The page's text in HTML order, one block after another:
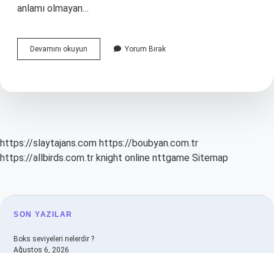
anlamı olmayan…
Devamını okuyun Bağımsız
Biçimbirimler
Yorum Bırak
https://slaytajans.com https://boubyan.com.tr
https://allbirds.com.tr knight online nttgame Sitemap
SIDEBAR
SON YAZILAR
Boks seviyeleri nelerdir ?
Ağustos 6, 2026